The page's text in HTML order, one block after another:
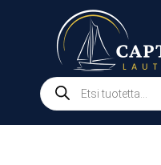
Products
search